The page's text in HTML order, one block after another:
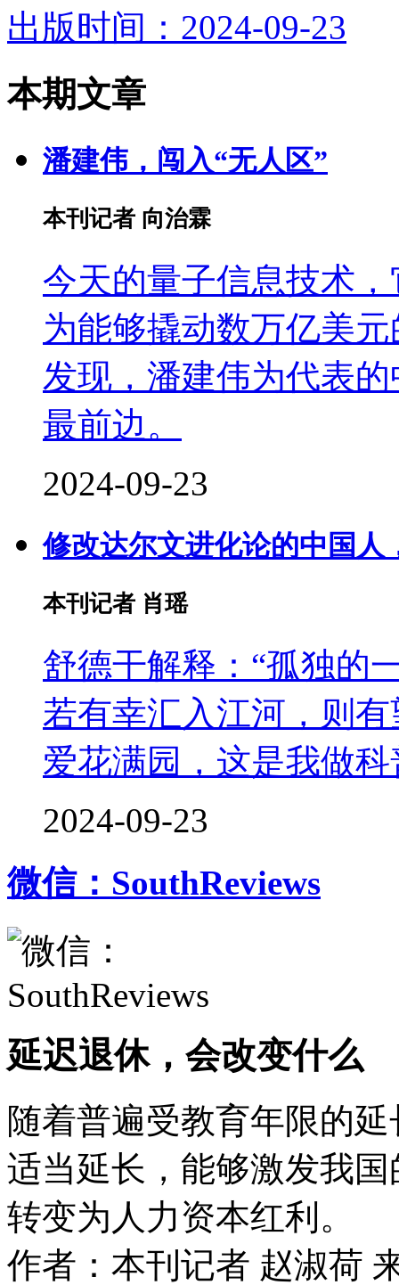
出版时间：2024-09-23
本期文章
潘建伟，闯入“无人区”
本刊记者 向治霖
今天的量子信息技术
为能够撬动数万亿美
发现，潘建伟为代表
最前边。
2024-09-23
修改达尔文进化论的中国人
本刊记者 肖瑶
舒德干解释：“孤独的
若有幸汇入江河，则
爱花满园，这是我做
2024-09-23
微信：SouthReviews
延迟退休，会改变什么
随着普遍受教育年限的
适当延长，能够激发我
转变为人力资本红利。
作者：本刊记者 赵淑荷